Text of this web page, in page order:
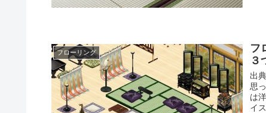
フローリング
フ
３
出
思
は
イ